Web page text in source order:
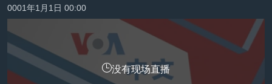
跳
转
到
中国
台湾
港澳
国际
0001年1月1日 00:00
没有现场直播